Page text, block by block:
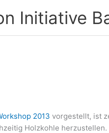
Initiative
2013 vorgestellt, ist
Holzkohle